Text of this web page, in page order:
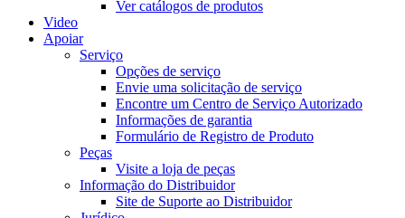
Ver catálogos de produtos
Video
Apoiar
Serviço
Opções de serviço
Envie uma solicitação de serviço
Encontre um Centro de Serviço Autorizado
Informações de garantia
Formulário de Registro de Produto
Peças
Visite a loja de peças
Informação do Distribuidor
Site de Suporte ao Distribuidor